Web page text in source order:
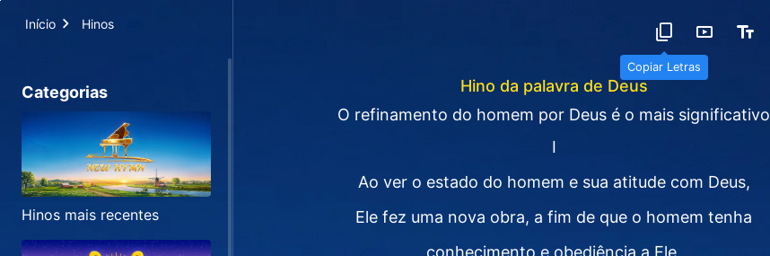
Início Hinos
Copiar Letras
Categorias
Hinos mais recentes
Hino da palavra de Deus
O refinamento do homem por Deus é o mais significativo
I
Ao ver o estado do homem e sua atitude com Deus,
Ele fez uma nova obra, a fim de que o homem tenha
conhecimento e obediência a Ele,